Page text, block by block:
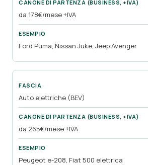
da 178€/mese +IVA
Ford Puma, Nissan Juke, Jeep Avenger
Auto elettriche (BEV)
da 265€/mese +IVA
Peugeot e-208, Fiat 500 elettrica